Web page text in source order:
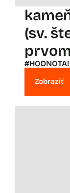
(sv.
#HODNOTA!
Zobraziť